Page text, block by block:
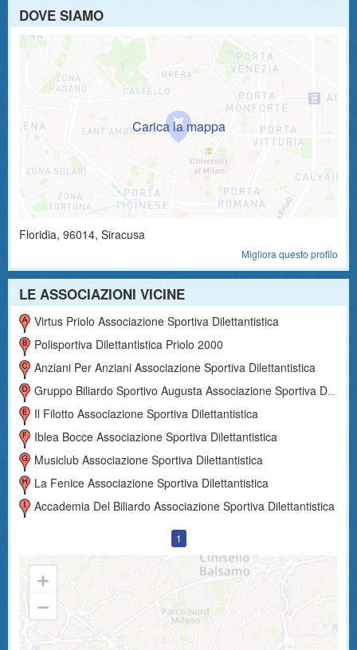
DOVE SIAMO
Floridia, 96014, Siracusa
Migliora questo profilo
LE ASSOCIAZIONI VICINE
Virtus Priolo Associazione Sportiva Dilettantistica
Polisportiva Dilettantistica Priolo 2000
Anziani Per Anziani Associazione Sportiva Dilettantistica
Gruppo Biliardo Sportivo Augusta Associazione Sportiva Dilettantistica
Il Filotto Associazione Sportiva Dilettantistica
Iblea Bocce Associazione Sportiva Dilettantistica
Musiclub Associazione Sportiva Dilettantistica
La Fenice Associazione Sportiva Dilettantistica
Accademia Del Biliardo Associazione Sportiva Dilettantistica
1